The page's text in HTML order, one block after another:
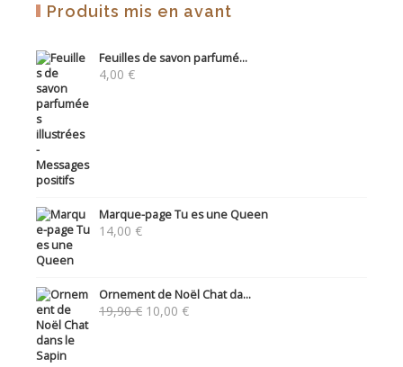
Produits mis en avant
Feuilles de savon parfumé...
4,00 €
Marque-page Tu es une Queen
14,00 €
Ornement de Noël Chat da...
19,90€ Le
10,00 €Le